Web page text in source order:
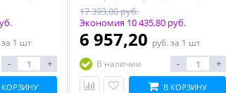
за 1 шт
- +
КОРЗИНУ
17 393,00 руб.
Экономия 10 435,80 руб.
6 957,20 руб. за 1 шт
В наличии
- +
В КОРЗИНУ